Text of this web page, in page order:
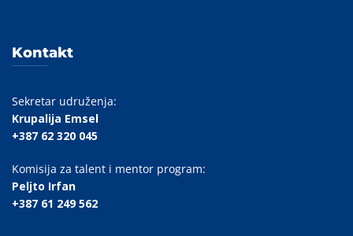
Kontakt
Sekretar udruženja:
Krupalija Emsel
+387 62 320 045
Komisija za talent i mentor program:
Peljto Irfan
+387 61 249 562